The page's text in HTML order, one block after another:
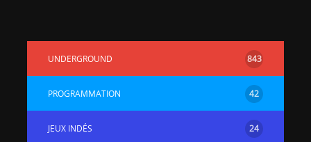
UNDERGROUND 843
PROGRAMMATION 42
JEUX INDÉS 24